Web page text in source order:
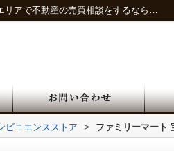
ファミリーマート 宝塚ほしのそう店情報ページ｜阪神・北摂エリアで不動産の売買相談をするならハイライフ宅建
ビニエンスストア > ファミリーマート